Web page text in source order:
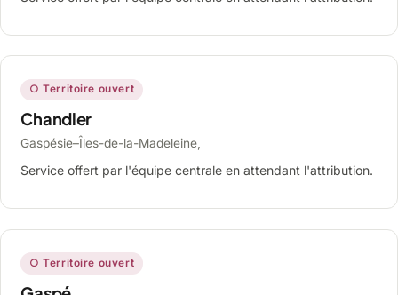
○ Territoire ouvert
Chandler
Gaspésie–Îles-de-la-Madeleine,
Service offert par l'équipe centrale en attendant l'attribution.
○ Territoire ouvert